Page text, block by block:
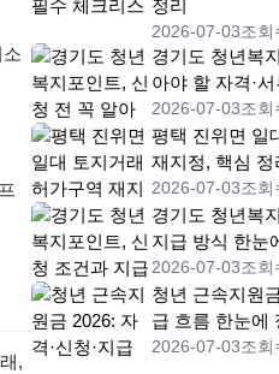
,
정리
2026-07-03조회
경기도 청년복
아야 할 자격·서
2026-07-03조회
평택 진위면 일
재지정, 핵심 정
2026-07-03조회
경기도 청년복
지급 방식 한눈
2026-07-03조회
청년 근속지원
급 흐름 한눈에
2026-07-03조회